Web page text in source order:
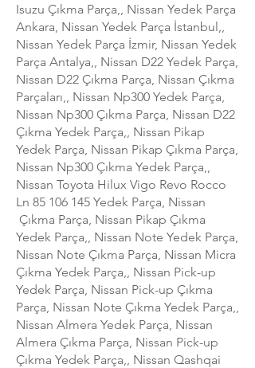
Isuzu Çıkma Parça,, Nissan Yedek Parça
Ankara, Nissan Yedek Parça İstanbul,,
Nissan Yedek Parça İzmir, Nissan Yedek
Parça Antalya,, Nissan D22 Yedek Parça,
Nissan D22 Çıkma Parça, Nissan Çıkma
Parçaları,, Nissan Np300 Yedek Parça,
Nissan Np300 Çıkma Parça, Nissan D22
Çıkma Yedek Parça,, Nissan Pikap
Yedek Parça, Nissan Pikap Çıkma Parça,
Nissan Np300 Çıkma Yedek Parça,,
Nissan Toyota Hilux Vigo Revo Rocco
Ln 85 106 145 Yedek Parça, Nissan
Çıkma Parça, Nissan Pikap Çıkma
Yedek Parça,, Nissan Note Yedek Parça,
Nissan Note Çıkma Parça, Nissan Micra
Çıkma Yedek Parça,, Nissan Pick-up
Yedek Parça, Nissan Pick-up Çıkma
Parça, Nissan Note Çıkma Yedek Parça,,
Nissan Almera Yedek Parça, Nissan
Almera Çıkma Parça, Nissan Pick-up
Çıkma Yedek Parça,, Nissan Qashqai